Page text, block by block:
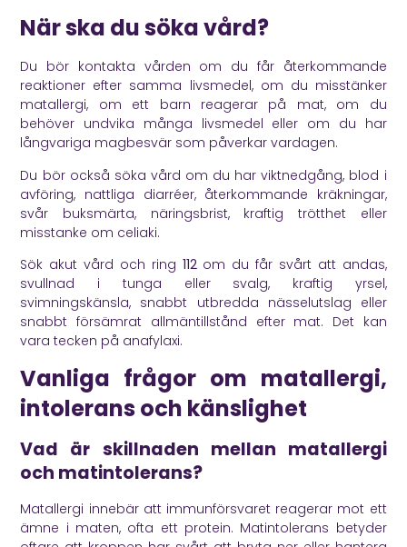
När ska du söka vård?
Du bör kontakta vården om du får återkommande
reaktioner efter samma livsmedel, om du misstänker
matallergi, om ett barn reagerar på mat, om du
behöver undvika många livsmedel eller om du har
långvariga magbesvär som påverkar vardagen.
Du bör också söka vård om du har viktnedgång, blod i
avföring, nattliga diarréer, återkommande kräkningar,
svår buksmärta, näringsbrist, kraftig trötthet eller
misstanke om celiaki.
Sök akut vård och ring 112om du får svårt att andas,
svullnad i tunga eller svalg, kraftig yrsel,
svimningskänsla, snabbt utbredda nässelutslag eller
snabbt försämrat allmäntillstånd efter mat. Det kan
vara tecken på anafylaxi.
Vanliga frågor om matallergi,
intolerans och känslighet
Vad är skillnaden mellan matallergi
och matintolerans?
Matallergi innebär att immunförsvaret reagerar mot ett
ämne i maten, ofta ett protein. Matintolerans betyder